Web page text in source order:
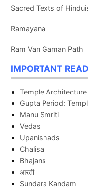
Sacred Texts of
Ramayana
Ram Van Gaman Path
IMPORTANT
Temple
Gupta Period:
Manu Smriti
Vedas
Upanishads
Chalisa
Bhajans
आरती
Sundara Kandam